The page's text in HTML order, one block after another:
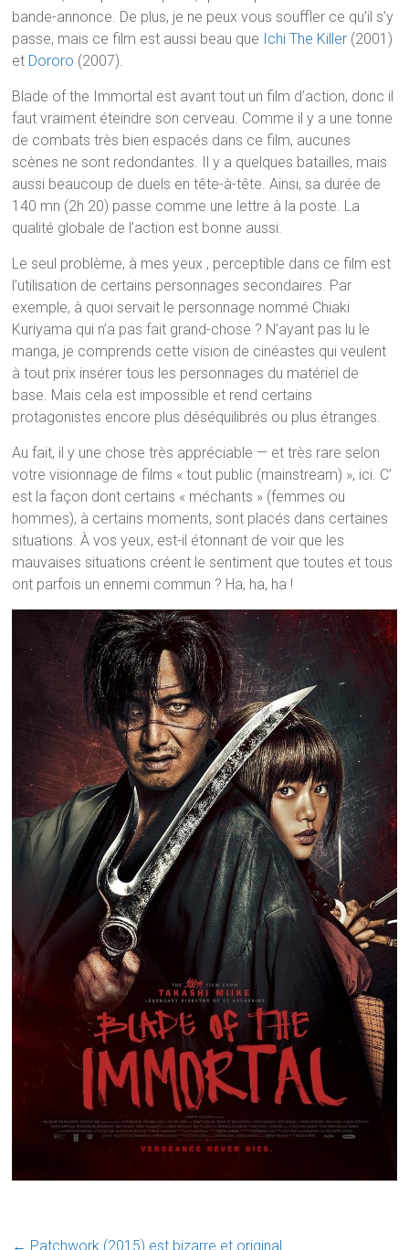
bande-annonce. De plus, je ne peux vous souffler ce qu’il s’y
passe, mais ce film est aussi beau que Ichi The Killer (2001)
et Dororo (2007).
Blade of the Immortal est avant tout un film d’action, donc il
faut vraiment éteindre son cerveau. Comme il y a une tonne
de combats très bien espacés dans ce film, aucunes
scènes ne sont redondantes. Il y a quelques batailles, mais
aussi beaucoup de duels en tête-à-tête. Ainsi, sa durée de
140 mn (2h 20) passe comme une lettre à la poste. La
qualité globale de l’action est bonne aussi.
Le seul problème, à mes yeux , perceptible dans ce film est
l’utilisation de certains personnages secondaires. Par
exemple, à quoi servait le personnage nommé Chiaki
Kuriyama qui n’a pas fait grand-chose ? N’ayant pas lu le
manga, je comprends cette vision de cinéastes qui veulent
à tout prix insérer tous les personnages du matériel de
base. Mais cela est impossible et rend certains
protagonistes encore plus déséquilibrés ou plus étranges.
Au fait, il y une chose très appréciable — et très rare selon
votre visionnage de films « tout public (mainstream) », ici. C’
est la façon dont certains « méchants » (femmes ou
hommes), à certains moments, sont placés dans certaines
situations. À vos yeux, est-il étonnant de voir que les
mauvaises situations créent le sentiment que toutes et tous
ont parfois un ennemi commun ? Ha, ha, ha !
← Patchwork (2015) est bizarre et original